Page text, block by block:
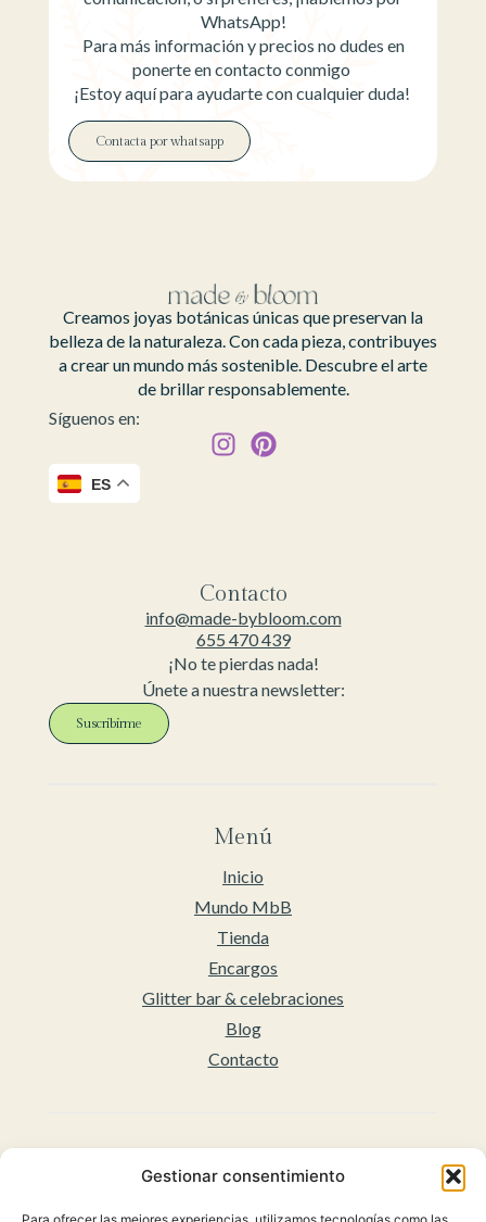
Gestionar consentimiento
WhatsApp!
Para más información y precios no dudes en
ponerte en contacto conmigo
¡Estoy aquí para ayudarte con cualquier duda!
Contacta por whatsapp
Creamos joyas botánicas únicas que preservan la
belleza de la naturaleza. Con cada pieza, contribuyes
a crear un mundo más sostenible. Descubre el arte
de brillar responsablemente.
Síguenos en:
ES
Contacto
info@made-bybloom.com
655 470 439
¡No te pierdas nada!
Únete a nuestra newsletter:
Suscribirme
Menú
Inicio
Mundo MbB
Tienda
Encargos
Glitter bar & celebraciones
Blog
Contacto